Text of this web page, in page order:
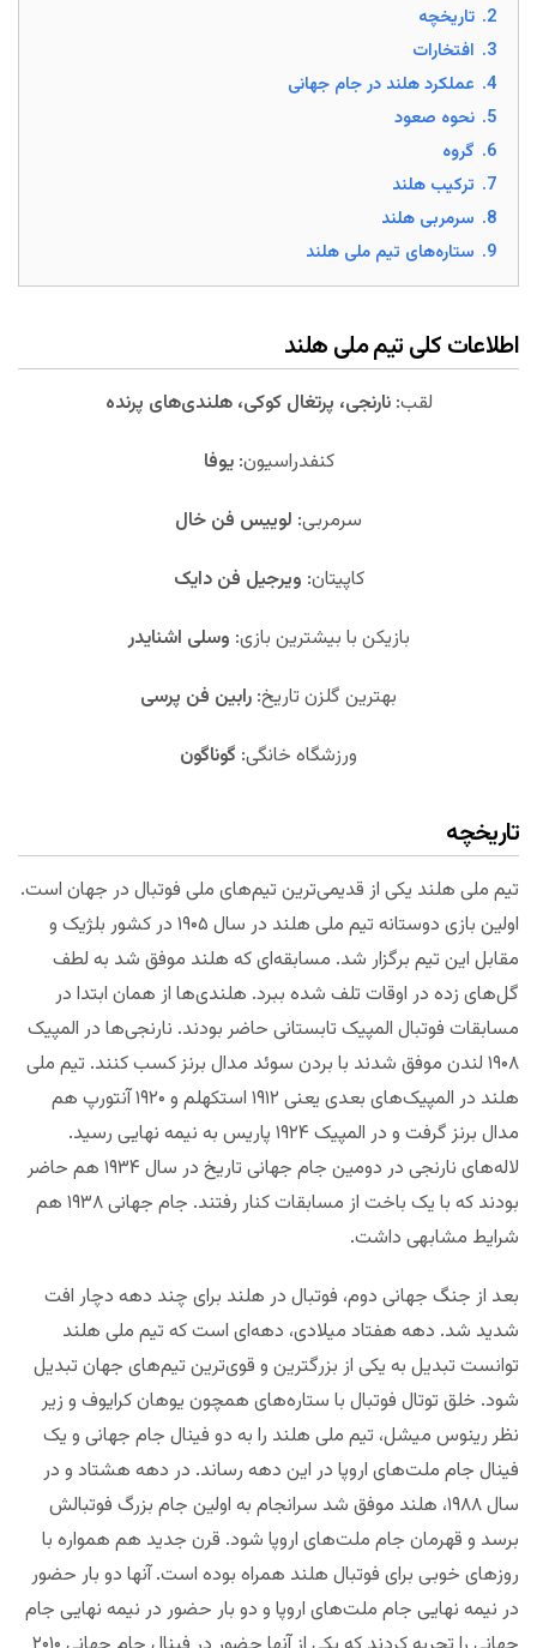
2. تاریخچه
3. افتخارات
4. عملکرد هلند در جام جهانی
5. نحوه صعود
6. گروه
7. ترکیب هلند
8. سرمربی هلند
9. ستاره‌های تیم ملی هلند
اطلاعات کلی تیم ملی هلند
لقب:نارنجی، پرتغال کوکی، هلندی‌های پرنده
کنفدراسیون:یوفا
سرمربی: لوییس فن خال
کاپیتان: ویرجیل فن دایک
بازیکن با بیشترین بازی: وسلی اشنایدر
بهترین گلزن تاریخ: رابین فن پرسی
ورزشگاه خانگی: گوناگون
تاریخچه
تیم ملی هلند یکی از قدیمی‌ترین تیم‌های ملی فوتبال در جهان است.
اولین بازی دوستانه تیم ملی هلند در سال ۱۹۰۵ در کشور بلژیک و
مقابل این تیم برگزار شد. مسابقه‌ای که هلند موفق شد به لطف
گل‌های زده در اوقات تلف شده ببرد. هلندی‌ها از همان ابتدا در
مسابقات فوتبال المپیک تابستانی حاضر بودند. نارنجی‌ها در المپیک
۱۹۰۸ لندن موفق شدند با بردن سوئد مدال برنز کسب کنند. تیم ملی
هلند در المپیک‌های بعدی یعنی ۱۹۱۲ استکهلم و ۱۹۲۰ آنتورپ هم
مدال برنز گرفت و در المپیک ۱۹۲۴ پاریس به نیمه نهایی رسید.
لاله‌های نارنجی در دومین جام جهانی تاریخ در سال ۱۹۳۴ هم حاضر
بودند که با یک باخت از مسابقات کنار رفتند. جام جهانی ۱۹۳۸ هم
شرایط مشابهی داشت.
بعد از جنگ جهانی دوم، فوتبال در هلند برای چند دهه دچار افت
شدید شد. دهه هفتاد میلادی، دهه‌ای است که تیم ملی هلند
توانست تبدیل به یکی از بزرگترین و قوی‌ترین تیم‌های جهان تبدیل
شود. خلق توتال فوتبال با ستاره‌های همچون یوهان کرایوف و زیر
نظر رینوس میشل، تیم ملی هلند را به دو فینال جام جهانی و یک
فینال جام ملت‌های اروپا در این دهه رساند. در دهه هشتاد و در
سال ۱۹۸۸، هلند موفق شد سرانجام به اولین جام بزرگ فوتبالش
برسد و قهرمان جام ملت‌های اروپا شود. قرن جدید هم همواره با
روزهای خوبی برای فوتبال هلند همراه بوده است. آنها دو بار حضور
در نیمه نهایی جام ملت‌های اروپا و دو بار حضور در نیمه نهایی جام